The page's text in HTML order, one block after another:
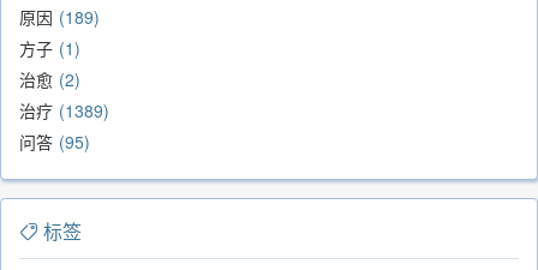
原因 189
方子 1
治愈 2
治疗 1389
问答 95
标签